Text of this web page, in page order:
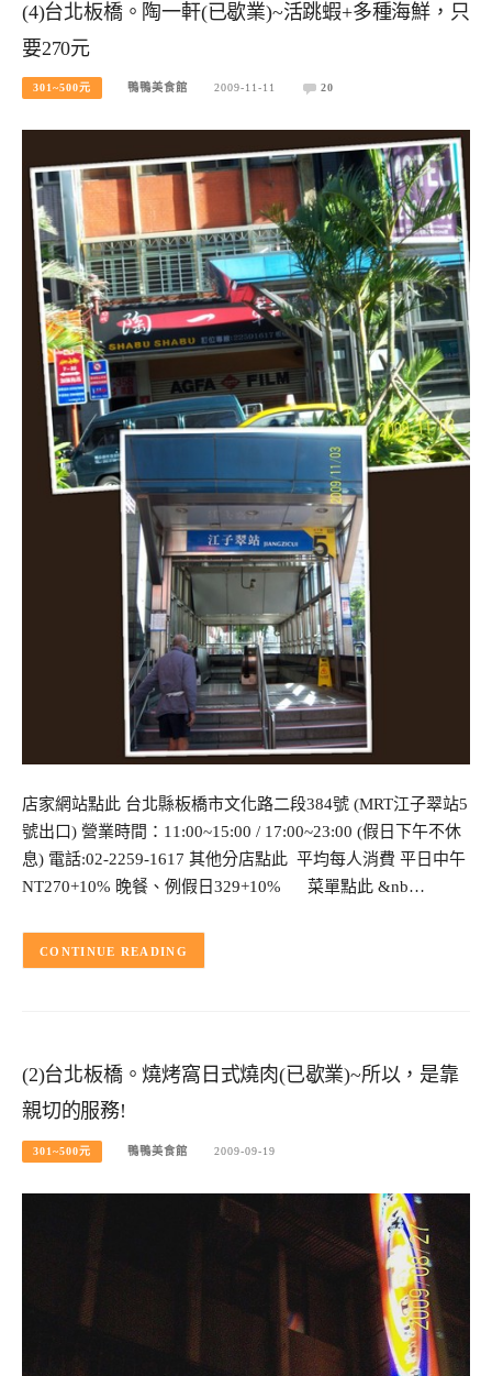
(4)台北板橋。陶一軒(已歇業)~活跳蝦+多種海鮮，只
要270元
301~500元 鴨鴨美食館 2009-11-11 20
店家網站點此 台北縣板橋市文化路二段384號 (MRT江子翠站5
號出口) 營業時間：11:00~15:00 / 17:00~23:00 (假日下午不休
息) 電話:02-2259-1617 其他分店點此 平均每人消費 平日中午
NT270+10% 晚餐、例假日329+10% 菜單點此 &nb…
CONTINUE READING
(2)台北板橋。燒烤窩日式燒肉(已歇業)~所以，是靠
親切的服務!
301~500元 鴨鴨美食館 2009-09-19